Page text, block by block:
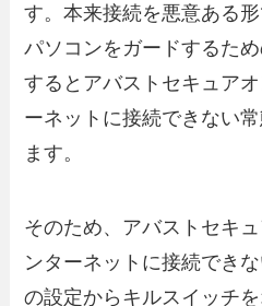
す。本来接続を悪意ある
パソコンをガードするた
するとアバストセキュア
ーネットに接続できない
ます。
そのため、アバストセキ
ンターネットに接続でき
の設定からキルスイッチ